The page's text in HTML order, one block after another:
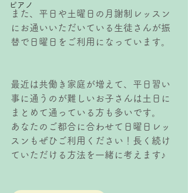
ピアノ
また、平日や土曜日の月謝制レッスン
にお通いいただいている生徒さんが振
替で日曜日をご利用になっています。
最近は共働き家庭が増えて、平日習い
事に通うのが難しいお子さんは土日に
まとめて通っている方も多いです。
あなたのご都合に合わせて日曜日レッ
スンもぜひご利用ください！長く続け
ていただける方法を一緒に考えます♪